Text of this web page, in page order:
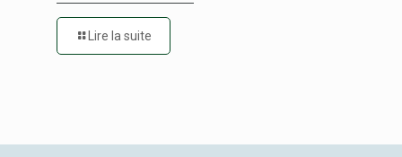
Lire la suite